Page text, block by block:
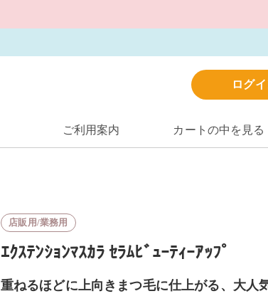
ログ
ご利用案内 カートの中を見る
店販用/業務用
ｴｸｽﾃﾝｼｮﾝﾏｽｶﾗ ｾﾗﾑﾋﾞｭｰﾃｨｰｱｯﾌﾟ
重ねるほどに上向きまつ毛に仕上がる、大人